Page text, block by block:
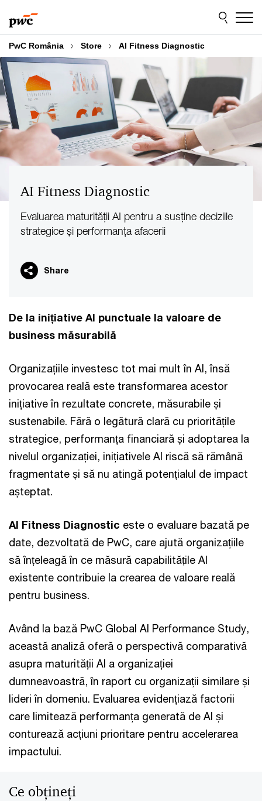
to
content
to
footer
PwC România Store AI Fitness Diagnostic
AI Fitness Diagnostic
Evaluarea maturității AI pentru a susține deciziile
strategice și performanța afacerii
Share
De la inițiative AI punctuale la valoare de
business măsurabilă
Organizațiile investesc tot mai mult în AI, însă
provocarea reală este transformarea acestor
inițiative în rezultate concrete, măsurabile și
sustenabile. Fără o legătură clară cu prioritățile
strategice, performanța financiară și adoptarea la
nivelul organizației, inițiativele AI riscă să rămână
fragmentate și să nu atingă potențialul de impact
așteptat.
AI Fitness Diagnostic este o evaluare bazată pe
date, dezvoltată de PwC, care ajută organizațiile
să înțeleagă în ce măsură capabilitățile AI
existente contribuie la crearea de valoare reală
pentru business.
Având la bază PwC Global AI Performance Study,
această analiză oferă o perspectivă comparativă
asupra maturității AI a organizației
dumneavoastră, în raport cu organizații similare și
lideri în domeniu. Evaluarea evidențiază factorii
care limitează performanța generată de AI și
conturează acțiuni prioritare pentru accelerarea
impactului.
Ce obțineți